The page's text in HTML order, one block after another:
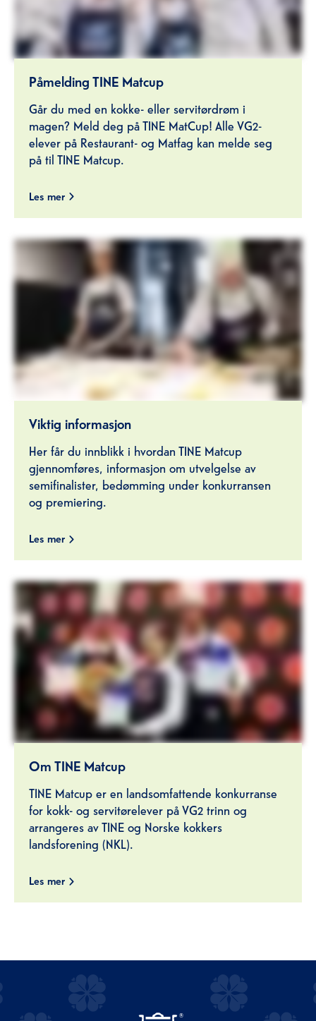
Påmelding TINE Matcup
Går du med en kokke- eller servitørdrøm i
magen? Meld deg på TINE MatCup! Alle VG2-
elever på Restaurant- og Matfag kan melde seg
på til TINE Matcup.
Les mer
Viktig informasjon
Her får du innblikk i hvordan TINE Matcup
gjennomføres, informasjon om utvelgelse av
semifinalister, bedømming under konkurransen
og premiering.
Les mer
Om TINE Matcup
TINE Matcup er en landsomfattende konkurranse
for kokk- og servitørelever på VG2 trinn og
arrangeres av TINE og Norske kokkers
landsforening (NKL).
Les mer